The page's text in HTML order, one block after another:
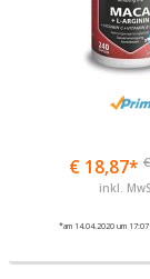
€ 18,87*
inkl.
*am 14.04.2020 um 17:07